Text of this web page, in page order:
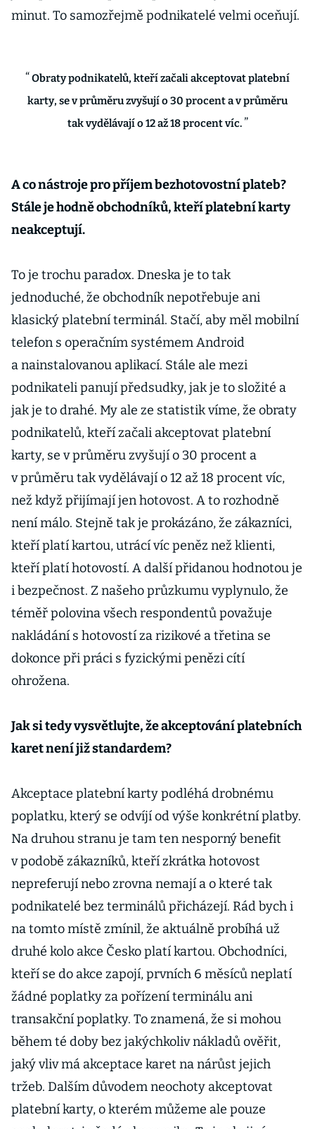
minut. To samozřejmě podnikatelé velmi oceňují.
Obraty podnikatelů, kteří začali akceptovat platební
karty, se v průměru zvyšují o 30 procent a v průměru
tak vydělávají o 12 až 18 procent víc.
A co nástroje pro příjem bezhotovostní plateb?
Stále je hodně obchodníků, kteří platební karty
neakceptují.
To je trochu paradox. Dneska je to tak
jednoduché, že obchodník nepotřebuje ani
klasický platební terminál. Stačí, aby měl mobilní
telefon s operačním systémem Android
a nainstalovanou aplikací. Stále ale mezi
podnikateli panují předsudky, jak je to složité a
jak je to drahé. My ale ze statistik víme, že obraty
podnikatelů, kteří začali akceptovat platební
karty, se v průměru zvyšují o 30 procent a
v průměru tak vydělávají o 12 až 18 procent víc,
než když přijímají jen hotovost. A to rozhodně
není málo. Stejně tak je prokázáno, že zákazníci,
kteří platí kartou, utrácí víc peněz než klienti,
kteří platí hotovostí. A další přidanou hodnotou je
i bezpečnost. Z našeho průzkumu vyplynulo, že
téměř polovina všech respondentů považuje
nakládání s hotovostí za rizikové a třetina se
dokonce při práci s fyzickými penězi cítí
ohrožena.
Jak si tedy vysvětlujte, že akceptování platebních
karet není již standardem?
Akceptace platební karty podléhá drobnému
poplatku, který se odvíjí od výše konkrétní platby.
Na druhou stranu je tam ten nesporný benefit
v podobě zákazníků, kteří zkrátka hotovost
nepreferují nebo zrovna nemají a o které tak
podnikatelé bez terminálů přicházejí. Rád bych i
na tomto místě zmínil, že aktuálně probíhá už
druhé kolo akce Česko platí kartou. Obchodníci,
kteří se do akce zapojí, prvních 6 měsíců neplatí
žádné poplatky za pořízení terminálu ani
transakční poplatky. To znamená, že si mohou
během té doby bez jakýchkoliv nákladů ověřit,
jaký vliv má akceptace karet na nárůst jejich
tržeb. Dalším důvodem neochoty akceptovat
platební karty, o kterém můžeme ale pouze